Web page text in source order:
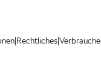
|Rechtliches|